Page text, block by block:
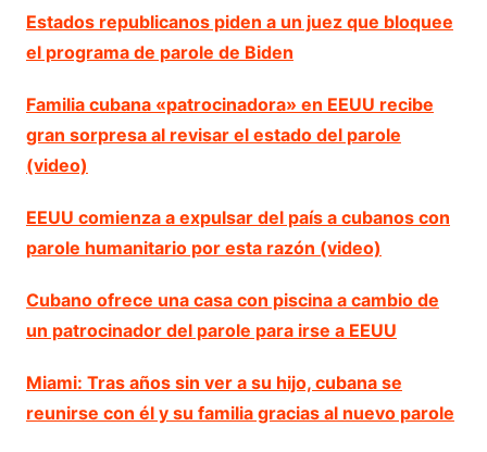
Estados republicanos piden a un juez que bloquee
el programa de parole de Biden
Familia cubana «patrocinadora» en EEUU recibe
gran sorpresa al revisar el estado del parole
(video)
EEUU comienza a expulsar del país a cubanos con
parole humanitario por esta razón (video)
Cubano ofrece una casa con piscina a cambio de
un patrocinador del parole para irse a EEUU
Miami: Tras años sin ver a su hijo, cubana se
reunirse con él y su familia gracias al nuevo parole